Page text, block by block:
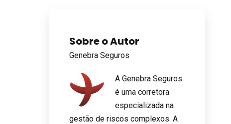
Sobre o Autor
Genebra Seguros
A Genebra Seguros
é uma corretora
especializada na
gestão de riscos complexos. A